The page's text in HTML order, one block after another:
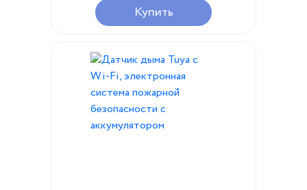
Купить